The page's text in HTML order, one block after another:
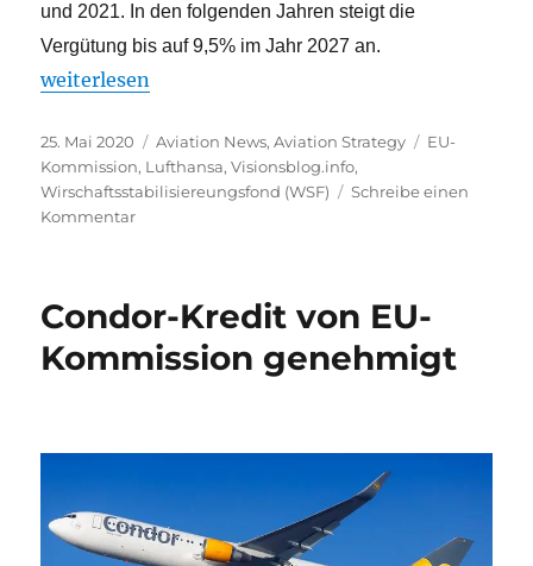
und 2021. In den folgenden Jahren steigt die
Vergütung bis auf 9,5% im Jahr 2027 an.
„Lufthansa und Regierung haben sich geeinigt.
weiterlesen
Veröffentlicht
am
25. Mai 2020 Kategorien
Aviation News,Aviation Strategy Schlagwörter
EU-
Kommission, Lufthansa,Visionsblog.info,
Wirschaftsstabilisiereungsfond (WSF)
Schreibe einen
Kommentarzu
haben
sich
geeinigt.
Condor-Kredit von EU-
Kommission genehmigt